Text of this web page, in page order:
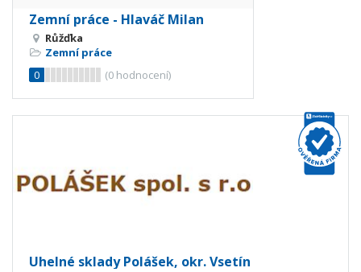
Zemní práce - Hlaváč Milan
Růžďka
Zemní práce
0
(0 hodnocení)
Uhelné sklady Polášek, okr. Vsetín